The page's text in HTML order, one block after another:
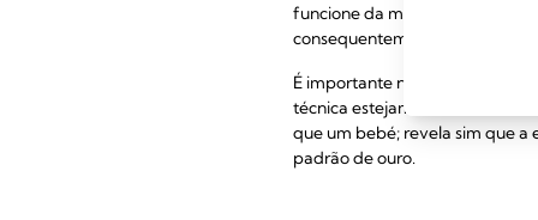
funcione da mesma forma por
consequentemente, mais leite.
É importante notar que, apesar
técnica estejam a caminho de
que um bebé; revela sim que a
padrão de ouro.